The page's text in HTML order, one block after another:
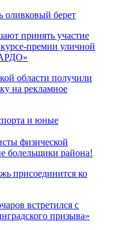
оливковый берет
принять участие
премии уличной
области получили
на рекламное
и юные
физической
болельщики района!
присоединится ко
встретился с
призыва»